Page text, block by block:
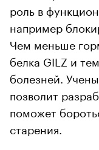
роль в
например
Чем меньше
белка GILZ и
болезней.
позволит
поможет
старения.